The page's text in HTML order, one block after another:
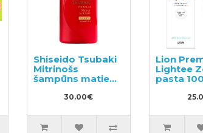
Shiseido Tsubaki
Mitrinošs
šampūns matiem
30.00€
Lion
Lightee
pasta